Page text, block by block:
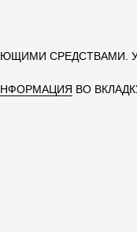
СРЕДСТВАМИ.
ВО